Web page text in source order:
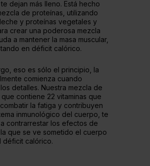
dejan más lleno. Está hecho
de proteínas, utilizando
y proteínas vegetales y
crear una poderosa mezcla
a mantener la masa muscular,
en déficit calórico.
eso es sólo el principio, la
comienza cuando
detalles. Nuestra mezcla de
que contiene 22 vitaminas que
la fatiga y contribuyen
inmunológico del cuerpo, te
contrarrestar los efectos de
que se ve sometido el cuerpo
déficit calórico.